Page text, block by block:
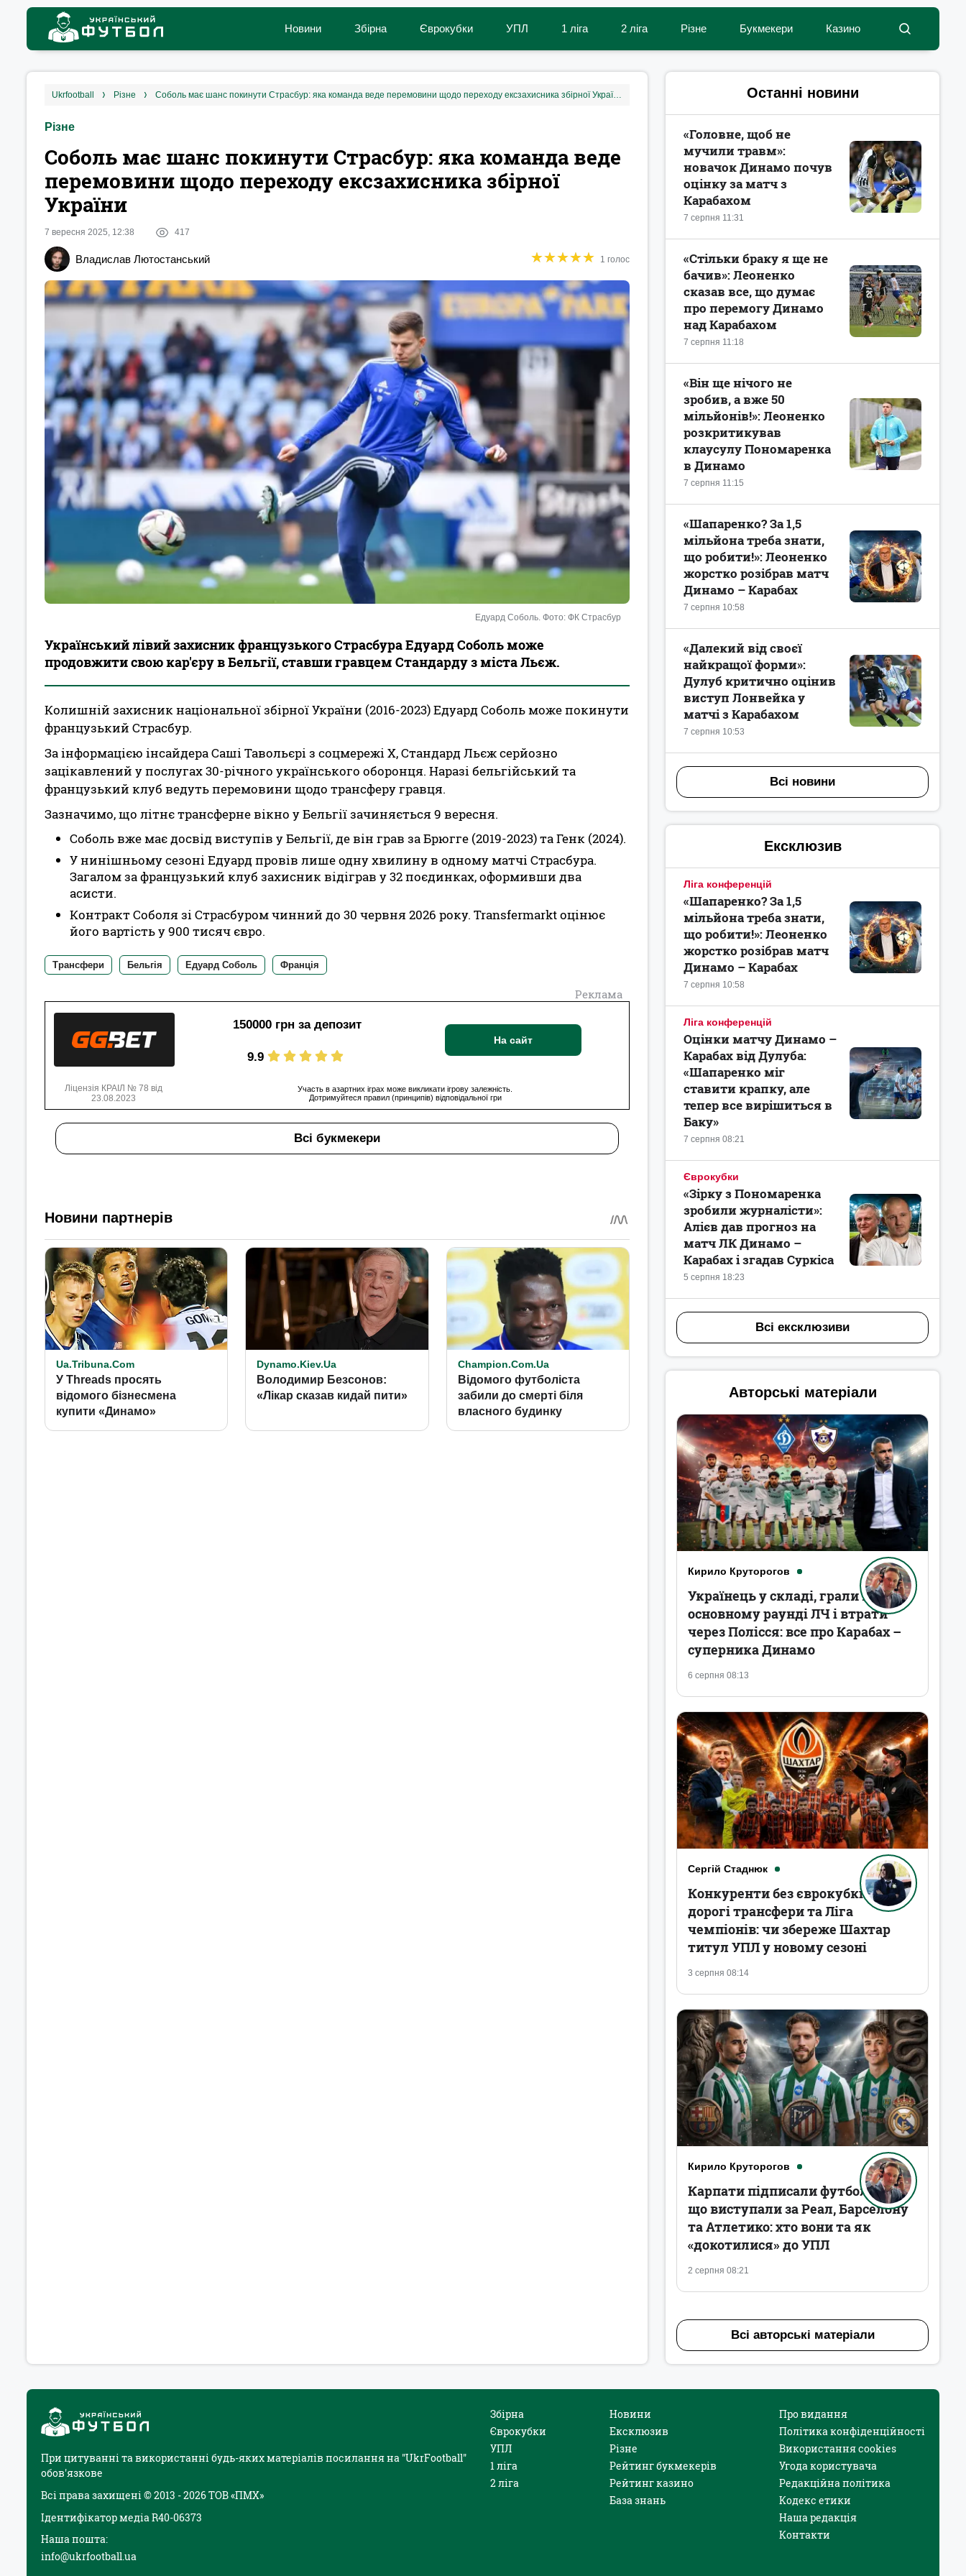
Новини Збірна Єврокубки УПЛ 1 ліга 2 ліга Різне Букмекери Казино
ukrfootball різне Соболь має шанс покинути Страсбур: яка команда веде перемовини щодо переходу ексзахисника збірної України
Різне
Соболь має шанс покинути Страсбур: яка команда веде
перемовини щодо переходу ексзахисника збірної
України
7 вересня 2025, 12:38 417
Владислав Лютостанський ★★★★★
★★★★★ 1 голос
Едуард Соболь. Фото: ФК Страсбур
Український лівий захисник французького Страсбура Едуард Соболь може
продовжити свою кар'єру в Бельгії, ставши гравцем Стандарду з міста Льєж.
Колишній захисник національної збірної України (2016-2023) Едуард Соболь може покинути
французький Страсбур.
За інформацією інсайдера Саші Тавольєрі з соцмережі Х, Стандард Льєж серйозно
зацікавлений у послугах 30-річного українського оборонця. Наразі бельгійський та
французький клуб ведуть перемовини щодо трансферу гравця.
Зазначимо, що літнє трансферне вікно у Бельгії зачиняється 9 вересня.
Соболь вже має досвід виступів у Бельгії, де він грав за Брюгге (2019-2023) та Генк (2024).
У нинішньому сезоні Едуард провів лише одну хвилину в одному матчі Страсбура.
Загалом за французький клуб захисник відіграв у 32 поєдинках, оформивши два
асисти.
Контракт Соболя зі Страсбуром чинний до 30 червня 2026 року. Transfermarkt оцінює
його вартість у 900 тисяч євро.
Трансфери Бельгія Едуард Соболь Франція
Реклама
150000 грн за депозит
9.9
На сайт
Ліцензія КРАІЛ № 78 від
23.08.2023
Участь в азартних іграх може викликати ігрову залежність.
Дотримуйтеся правил (принципів) відповідальної гри
Всі букмекери
Останні новини
7 серпня 11:31
«Головне, щоб не
мучили травм»:
новачок Динамо почув
оцінку за матч з
Карабахом
7 серпня 11:18
«Стільки браку я ще не
бачив»: Леоненко
сказав все, що думає
про перемогу Динамо
над Карабахом
7 серпня 11:15
«Він ще нічого не
зробив, а вже 50
мільйонів!»: Леоненко
розкритикував
клаусулу Пономаренка
в Динамо
7 серпня 10:58
«Шапаренко? За 1,5
мільйона треба знати,
що робити!»: Леоненко
жорстко розібрав матч
Динамо – Карабах
7 серпня 10:53
«Далекий від своєї
найкращої форми»:
Дулуб критично оцінив
виступ Лонвейка у
матчі з Карабахом
Всі новини
Ексклюзив
Ліга конференцій
7 серпня 10:58
«Шапаренко? За 1,5
мільйона треба знати,
що робити!»: Леоненко
жорстко розібрав матч
Динамо – Карабах
Ліга конференцій
7 серпня 08:21
Оцінки матчу Динамо –
Карабах від Дулуба:
«Шапаренко міг
ставити крапку, але
тепер все вирішиться в
Баку»
Єврокубки
5 серпня 18:23
«Зірку з Пономаренка
зробили журналісти»:
Алієв дав прогноз на
матч ЛК Динамо –
Карабах і згадав Суркіса
Всі ексклюзиви
Авторські матеріали
Кирило Круторогов
6 серпня 08:13
Українець у складі, грали в
основному раунді ЛЧ і втрати
через Полісся: все про Карабах –
суперника Динамо
Сергій Стаднюк
3 серпня 08:14
Конкуренти без єврокубків,
дорогі трансфери та Ліга
чемпіонів: чи збереже Шахтар
титул УПЛ у новому сезоні
Кирило Круторогов
2 серпня 08:21
Карпати підписали футболістів,
що виступали за Реал, Барселону
та Атлетико: хто вони та як
«докотилися» до УПЛ
Всі авторські матеріали
При цитуванні та використанні будь-яких матеріалів посилання на "UkrFootball"
обов'язкове
Всі права захищені © 2013 - 2026 ТОВ «ПМХ»
Ідентифікатор медіа R40-06373
Наша пошта:
info@ukrfootball.ua
Збірна
Єврокубки
УПЛ
1 ліга
2 ліга
Новини
Ексклюзив
Різне
Рейтинг букмекерів
Рейтинг казино
База знань
Про видання
Політика конфіденційності
Використання cookies
Угода користувача
Редакційна політика
Кодекс етики
Наша редакція
Контакти